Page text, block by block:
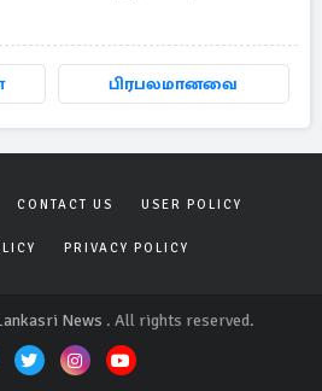
பிரபலமானவை
CONTACT US USER POLICY
PRIVACY POLICY
News . All rights reserved.